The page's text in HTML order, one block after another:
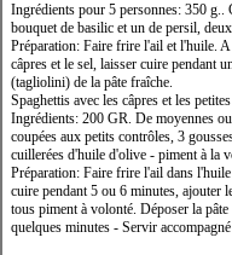
Ingrédients pour 5 personnes: 350 g..
bouquet de basilic et un de persil,
Préparation: Faire frire l'ail et l'huile.
câpres et le sel, laisser cuire pendant
(tagliolini) de la pâte fraîche.
Spaghettis avec les câpres et les
Ingrédients: 200 GR. De moyennes
coupées aux petits contrôles, 3
cuillerées d'huile d'olive - piment à la
Préparation: Faire frire l'ail dans
cuire pendant 5 ou 6 minutes, ajouter
tous piment à volonté. Déposer la
quelques minutes - Servir